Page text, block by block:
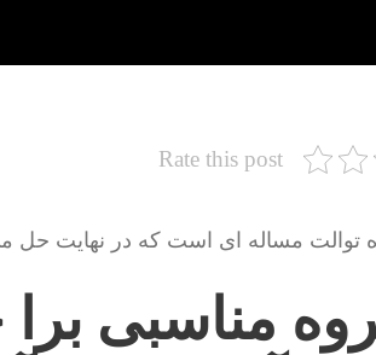
Rate this post
توالت مساله ای است که در نهایت حل
مناسبی